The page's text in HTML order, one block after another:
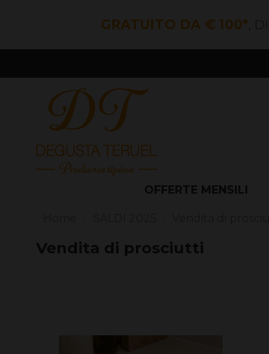
GRATUITO DA € 100*
OFFERTE MENSILI
Vendita di prosciutti